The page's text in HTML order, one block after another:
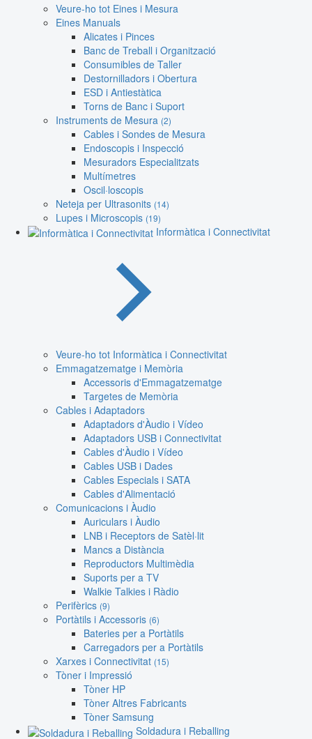
Veure-ho tot Eines i Mesura
Eines Manuals
Alicates i Pinces
Banc de Treball i Organització
Consumibles de Taller
Destornilladors i Obertura
ESD i Antiestàtica
Torns de Banc i Suport
Instruments de Mesura (2)
Cables i Sondes de Mesura
Endoscopis i Inspecció
Mesuradors Especialitzats
Multímetres
Oscil·loscopis
Neteja per Ultrasonits (14)
Lupes i Microscopis (19)
Informàtica i Connectivitat
Veure-ho tot Informàtica i Connectivitat
Emmagatzematge i Memòria
Accessoris d'Emmagatzematge
Targetes de Memòria
Cables i Adaptadors
Adaptadors d'Àudio i Vídeo
Adaptadors USB i Connectivitat
Cables d'Àudio i Vídeo
Cables USB i Dades
Cables Especials i SATA
Cables d'Alimentació
Comunicacions i Àudio
Auriculars i Àudio
LNB i Receptors de Satèl·lit
Mancs a Distància
Reproductors Multimèdia
Suports per a TV
Walkie Talkies i Ràdio
Perifèrics (9)
Portàtils i Accessoris (6)
Bateries per a Portàtils
Carregadors per a Portàtils
Xarxes i Connectivitat (15)
Tòner i Impressió
Tòner HP
Tòner Altres Fabricants
Tòner Samsung
Soldadura i Reballing